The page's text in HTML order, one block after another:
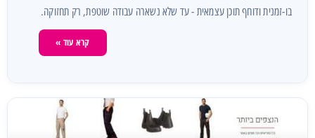
בו-זמנית ודוחף תוכן עצמאית - עד שלא נשארה עבודה שוטפת, רק תחזוקה.
קרא עוד »